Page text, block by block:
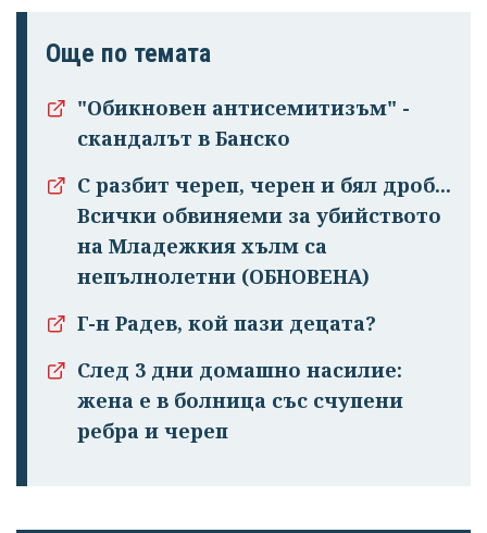
Успешно
излязохте от
профила си!
Още по темата
"Обикновен антисемитизъм" -
скандалът в Банско
С разбит череп, черен и бял дроб...
Всички обвиняеми за убийството
на Младежкия хълм са
непълнолетни (ОБНОВЕНА)
Г-н Радев, кой пази децата?
След 3 дни домашно насилие:
жена е в болница със счупени
ребра и череп